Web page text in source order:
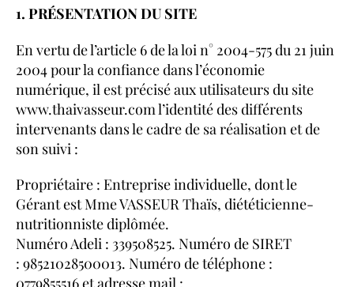
1. PRÉSENTATION DU SITE
En vertu de l’article 6 de la loi n° 2004-575 du 21 juin
2004 pour la confiance dans l’économie
numérique, il est précisé aux utilisateurs du site
www.thaivasseur.com l’identité des différents
intervenants dans le cadre de sa réalisation et de
son suivi :
Propriétaire : Entreprise individuelle, dont le
Gérant est Mme VASSEUR Thaïs, diététicienne-
nutritionniste diplômée.
Numéro Adeli : 339508525. Numéro de SIRET
: 98521028500013. Numéro de téléphone :